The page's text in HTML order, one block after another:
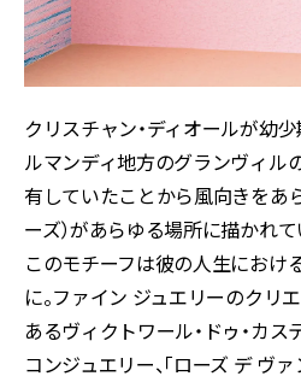
クリスチャン・ディオールが幼
ルマンディ地方のグランヴィル
有していたことから風向きをあ
ーズ）があらゆる場所に描かれて
このモチーフは彼の人生におけ
に。ファイン ジュエリーのクリ
あるヴィクトワール・ドゥ・カ
コンジュエリー、「ローズ デ ヴ